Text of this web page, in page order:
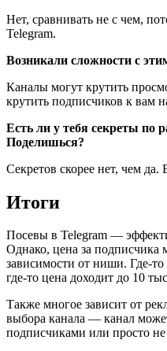
Нет, сравнивать не с чем,
Telegram.
Возникали сложности с
Каналы могут крутить
крутить подписчиков к вам
Есть ли у тебя секреты по
Поделишься?
Секретов скорее нет, чем да.
Итоги
Посевы в Telegram —
Однако, цена за подписчика
зависимости от ниши. Где-
где-то цена доходит до 10
Также многое зависит от
выбора канала — канал
подписчиками или просто